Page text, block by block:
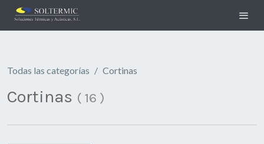
Todas las categorías Cortinas
Cortinas ( 16 )